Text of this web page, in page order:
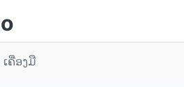
ເຄື່ອງມື